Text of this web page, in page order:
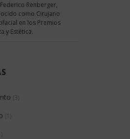
Rehberger,
como Cirujano
en los Premios
y Estética.